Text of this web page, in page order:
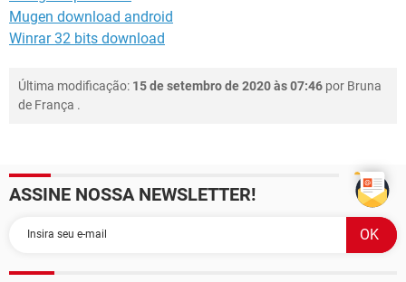
Mugen download android
Winrar 32 bits download
Última modificação: 15 de setembro de 2020 às 07:46 por Bruna
de França .
ASSINE NOSSA NEWSLETTER!